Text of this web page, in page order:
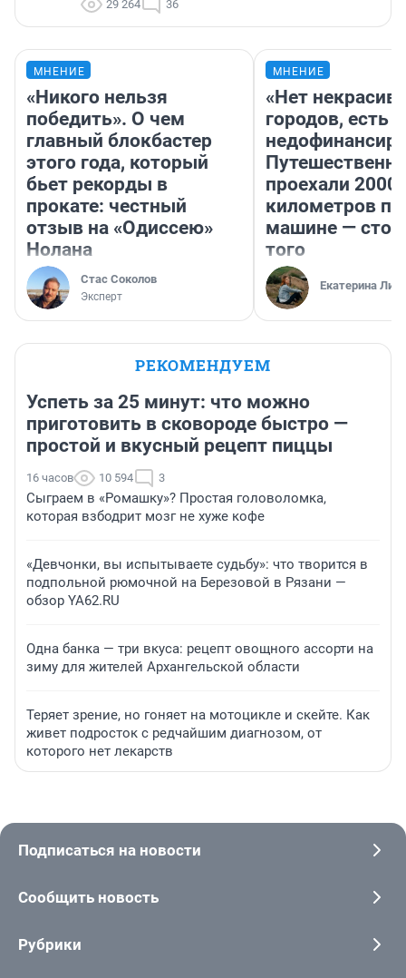
29 264 36
МНЕНИЕ
«Никого нельзя
победить». О чем
главный блокбастер
этого года, который
бьет рекорды в
прокате: честный
отзыв на «Одиссею»
Нолана
Стас Соколов
Эксперт
МНЕНИЕ
«Нет
городов, есть
проехали 2000
километров по
машине —
того
Екатерина
РЕКОМЕНДУЕМ
Успеть за 25 минут: что можно
приготовить в сковороде быстро —
простой и вкусный рецепт пиццы
16 часов 10 594 3
Сыграем в «Ромашку»? Простая головоломка,
которая взбодрит мозг не хуже кофе
«Девчонки, вы испытываете судьбу»: что творится в
подпольной рюмочной на Березовой в Рязани —
обзор YA62.RU
Одна банка — три вкуса: рецепт овощного ассорти на
зиму для жителей Архангельской области
Теряет зрение, но гоняет на мотоцикле и скейте. Как
живет подросток с редчайшим диагнозом, от
которого нет лекарств
Подписаться на новости
Сообщить новость
Рубрики